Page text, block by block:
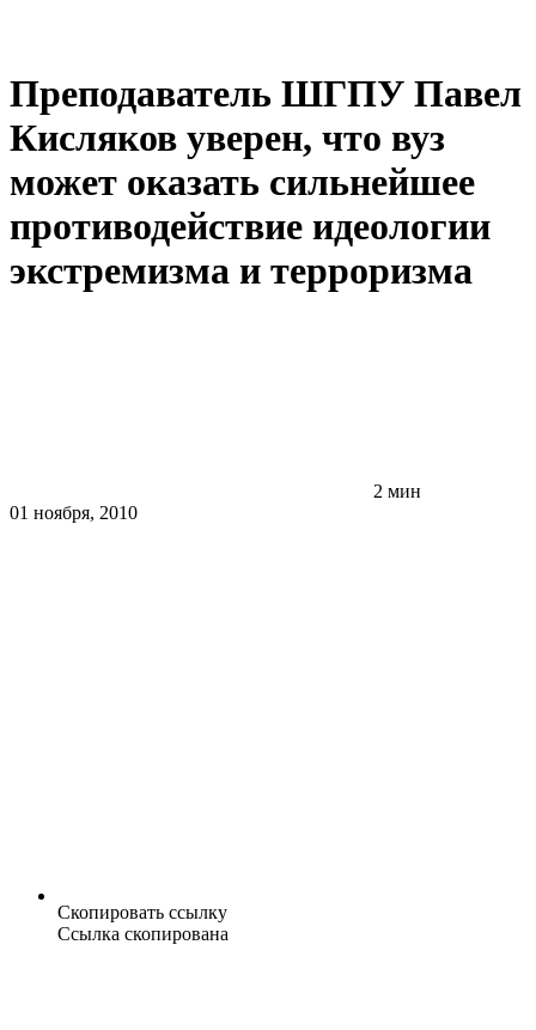
Преподаватель ШГПУ Павел
Кисляков уверен, что вуз
может оказать сильнейшее
противодействие идеологии
экстремизма и терроризма
2 мин
01 ноября, 2010
Скопировать ссылку
Ссылка скопирована